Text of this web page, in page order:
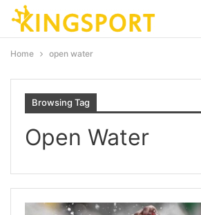
Home open water
Browsing Tag
Open Water